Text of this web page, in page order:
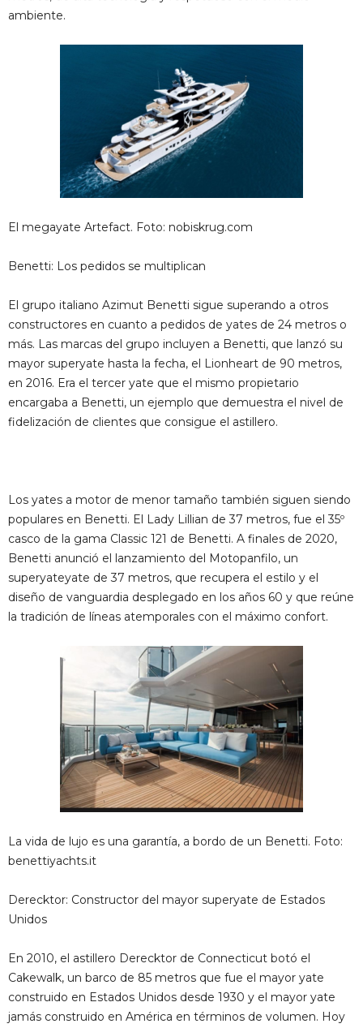
ambiente.
El megayate Artefact. Foto: nobiskrug.com
Benetti: Los pedidos se multiplican
El grupo italiano Azimut Benetti sigue superando a otros
constructores en cuanto a pedidos de yates de 24 metros o
más. Las marcas del grupo incluyen a Benetti, que lanzó su
mayor superyate hasta la fecha, el Lionheart de 90 metros,
en 2016. Era el tercer yate que el mismo propietario
encargaba a Benetti, un ejemplo que demuestra el nivel de
fidelización de clientes que consigue el astillero.
Los yates a motor de menor tamaño también siguen siendo
populares en Benetti. El Lady Lillian de 37 metros, fue el 35º
casco de la gama Classic 121 de Benetti. A finales de 2020,
Benetti anunció el lanzamiento del Motopanfilo, un
superyateyate de 37 metros, que recupera el estilo y el
diseño de vanguardia desplegado en los años 60 y que reúne
la tradición de líneas atemporales con el máximo confort.
La vida de lujo es una garantía, a bordo de un Benetti. Foto:
benettiyachts.it
Derecktor: Constructor del mayor superyate de Estados
Unidos
En 2010, el astillero Derecktor de Connecticut botó el
Cakewalk, un barco de 85 metros que fue el mayor yate
construido en Estados Unidos desde 1930 y el mayor yate
jamás construido en América en términos de volumen. Hoy